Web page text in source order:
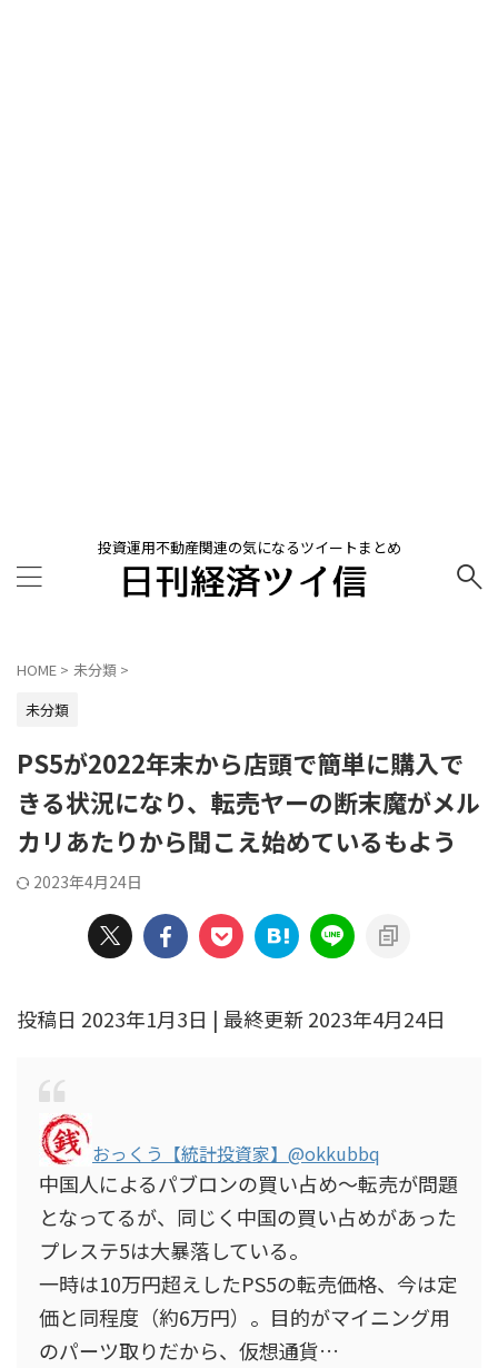
投資運用不動産関連の気になるツイートまとめ
HOME > 未分類 >
未分類
PS5が2022年末から店頭で簡単に購入で
きる状況になり、転売ヤーの断末魔がメル
カリあたりから聞こえ始めているもよう
2023年4月24日
投稿日 2023年1月3日 | 最終更新 2023年4月24日
おっくう【統計投資家】 @okkubbq
中国人によるパブロンの買い占め～転売が問題
となってるが、同じく中国の買い占めがあった
プレステ5は大暴落している。
一時は10万円超えしたPS5の転売価格、今は定
価と同程度（約6万円）。目的がマイニング用
のパーツ取りだから、仮想通貨…